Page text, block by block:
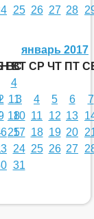
25 26 27 28
ВС
4
11
18
25
январь 2017
ВТ СР ЧТ ПТ
3 4 5 6
7
10 11 12 13
17 18 19 20
24 25 26 27
31